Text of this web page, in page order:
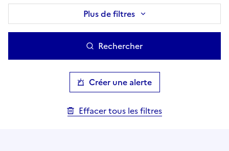
Plus de filtres
Rechercher
Créer une alerte
Effacer tous les filtres